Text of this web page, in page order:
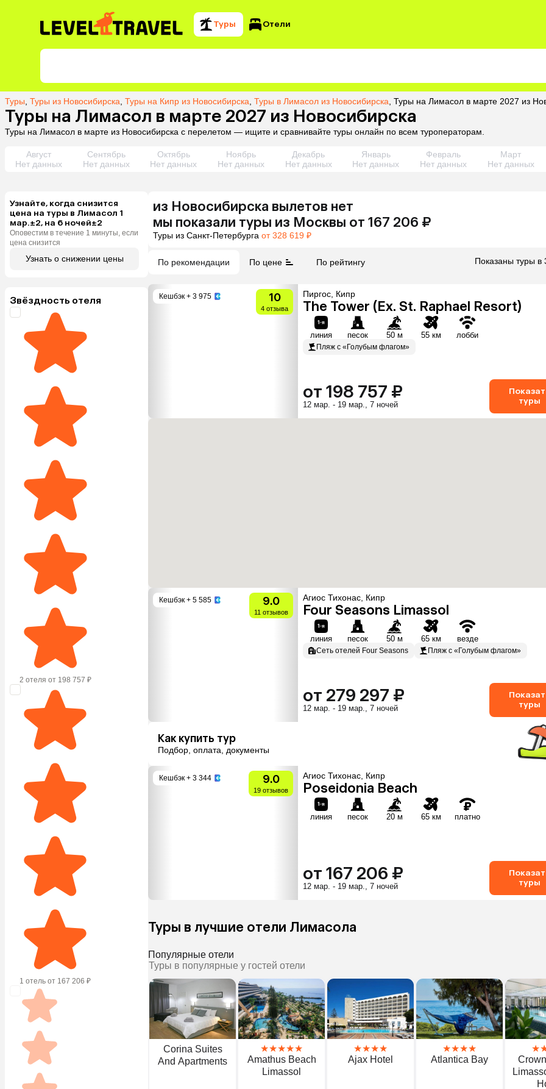
Туры Отели
Туры Туры из Новосибирска Туры на Кипр из Новосибирска Туры в Лимасол из Новосибирска Туры на Лимасол в марте 2027 из
Туры на Лимасол в марте 2027 из Новосибирска
Туры на Лимасол в марте из Новосибирска с перелетом — ищите и сравнивайте туры онлайн по всем туроператорам.
Август
Нет данных
Сентябрь
Нет данных
Октябрь
Нет данных
Ноябрь
Нет данных
Декабрь
Нет данных
Январь
Нет данных
Февраль
Нет данных
Март
Нет данных
Узнайте, когда снизится
цена на туры в Лимасол 1
мар.±2, на 6 ночей±2
Оповестим в течение 1 минуты, если
цена снизится
Узнать о снижении цены
Звёздность отеля
2 отеля от 198 757 ₽
1 отель от 167 206 ₽
из Новосибирска вылетов нет
мы показали туры из Москвы от 167 206 ₽
Туры из Санкт-Петербурга от 328 619 ₽
По рекомендации По цене По рейтингу Показаны туры в
Кешбэк + 3 975 10
4 отзыва
Пиргос, Кипр
The Tower (Ex. St. Raphael Resort)
линия песок 50 м 55 км лобби
Пляж с «Голубым флагом»
от 198 757 ₽
12 мар. - 19 мар., 7 ночей
туры
Кешбэк + 5 585 9.0
11 отзывов
Агиос Тихонас, Кипр
Four Seasons Limassol
линия песок 50 м 65 км везде
Сеть отелей Four Seasons Пляж с «Голубым флагом»
от 279 297 ₽
12 мар. - 19 мар., 7 ночей
туры
Как купить тур
Подбор, оплата, документы
Кешбэк + 3 344 9.0
19 отзывов
Агиос Тихонас, Кипр
Poseidonia Beach
линия песок 20 м 65 км платно
от 167 206 ₽
12 мар. - 19 мар., 7 ночей
туры
Туры в лучшие отели Лимасола
Популярные отели
Туры в популярные у гостей отели
Corina Suites
And Apartments
★★★★★
Amathus Beach
Limassol
★★★★
Ajax Hotel
★★★★
Atlantica Bay
★